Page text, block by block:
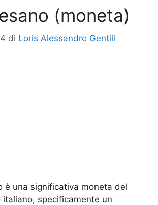
(moneta)
di Loris Alessandro Gentili
è una significativa moneta del
italiano, specificamente un